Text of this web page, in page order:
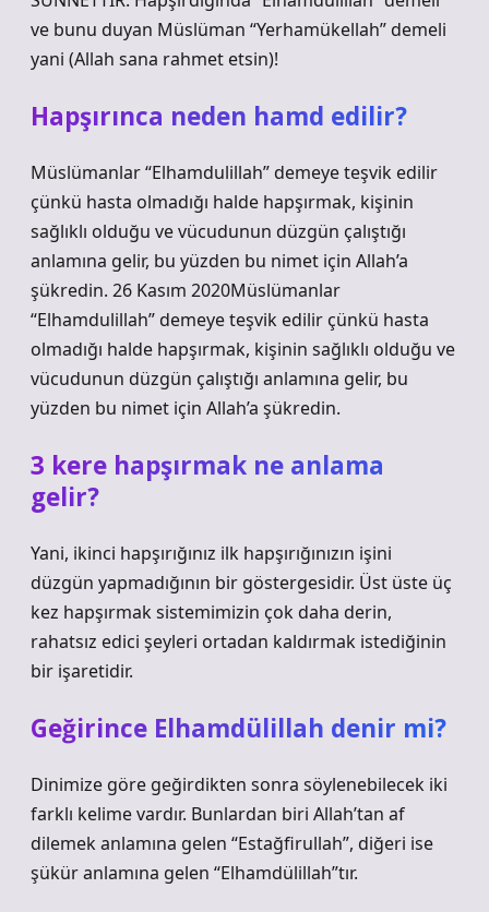
ve bunu duyan Müslüman “Yerhamükellah” demeli
yani (Allah sana rahmet etsin)!
Hapşırınca neden hamd edilir?
Müslümanlar “Elhamdulillah” demeye teşvik edilir
çünkü hasta olmadığı halde hapşırmak, kişinin
sağlıklı olduğu ve vücudunun düzgün çalıştığı
anlamına gelir, bu yüzden bu nimet için Allah’a
şükredin. 26 Kasım 2020Müslümanlar
“Elhamdulillah” demeye teşvik edilir çünkü hasta
olmadığı halde hapşırmak, kişinin sağlıklı olduğu ve
vücudunun düzgün çalıştığı anlamına gelir, bu
yüzden bu nimet için Allah’a şükredin.
3 kere hapşırmak ne anlama
gelir?
Yani, ikinci hapşırığınız ilk hapşırığınızın işini
düzgün yapmadığının bir göstergesidir. Üst üste üç
kez hapşırmak sistemimizin çok daha derin,
rahatsız edici şeyleri ortadan kaldırmak istediğinin
bir işaretidir.
Geğirince Elhamdülillah denir mi?
Dinimize göre geğirdikten sonra söylenebilecek iki
farklı kelime vardır. Bunlardan biri Allah’tan af
dilemek anlamına gelen “Estağfirullah”, diğeri ise
şükür anlamına gelen “Elhamdülillah”tır.